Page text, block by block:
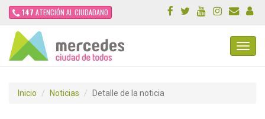
147 ATENCIÓN AL CIUDADANO
Inicio Noticias Detalle de la noticia